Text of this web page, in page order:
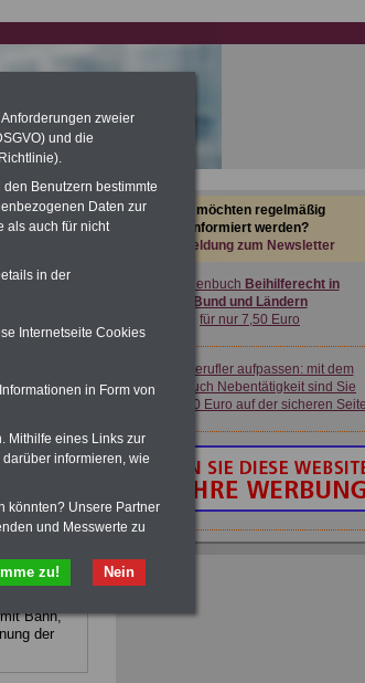
oder
im
Bahn,
der
Sie möchten regelmäßig
informiert werden?
Anmeldung zum Newsletter
in Bund und Ländern
für nut 7,50 Euro
Taschenbuch Beihilferecht in
Bund und Ländern
für nur 7,50 Euro
Nebenberufler aufpassen: mit dem
OnlineBuch Nebentätigkeit sind Sie
für nur 7,50 Euro auf der sicheren Seite
zweier
und die
Benutzern bestimmte
Daten zur
als auch für nicht
in der
Internetseite Cookies
in Form von
Mithilfe eines Links zur
informieren, wie
könnten? Unsere Partner
und Messwerte zu
Nein
zu!